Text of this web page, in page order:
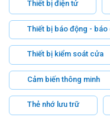
Thiết bị điện tử
Thiết bị báo động - báo
Thiết bị kiểm soát cửa
Cảm biến thông minh
Thẻ nhớ lưu trữ